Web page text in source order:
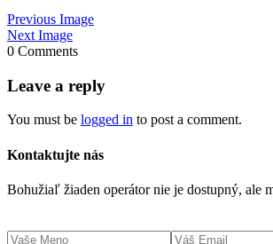
Previous Image
Next Image
0 Comments
Leave a reply
You must be logged in to post a comment.
Kontaktujte nás
Bohužiaľ žiaden operátor nie je dostupný, ale